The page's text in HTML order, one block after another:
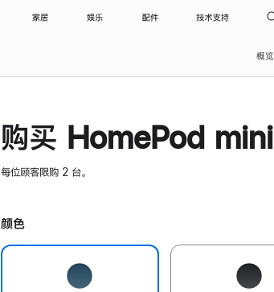
家居 娱乐 配件 技术支持
概览
购买 HomePod mini
每位顾客限购 2 台。
颜色